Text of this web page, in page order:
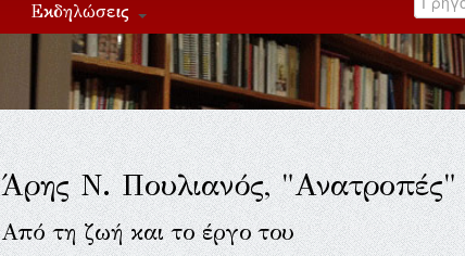
Εκδηλώσεις
Άρης Ν. Πουλιανός, "Ανατροπές"
Από τη ζωή και το έργο του